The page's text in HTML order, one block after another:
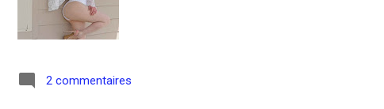
2 commentaires